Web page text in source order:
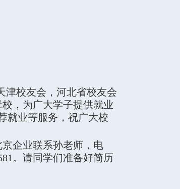
津校友会，河北省校友会
，为广大学子提供就业
就业等服务，祝广大校
企业联系孙老师，电
。请同学们准备好简历